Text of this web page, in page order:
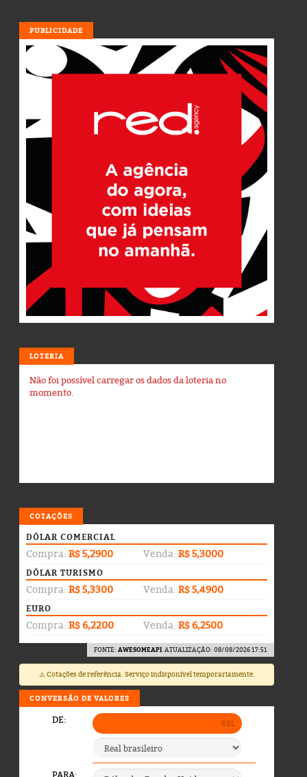
PUBLICIDADE
LOTERIA
Não foi possível carregar os dados da loteria no
momento.
COTAÇÕES
DÓLAR COMERCIAL
Compra: R$ 5,2900 Venda: R$ 5,3000
DÓLAR TURISMO
Compra: R$ 5,3300 Venda: R$ 5,4900
EURO
Compra: R$ 6,2200 Venda: R$ 6,2500
FONTE: AWESOMEAPI. ATUALIZAÇÃO: 08/08/2026 17:51
⚠️ Cotações de referência. Serviço indisponível temporariamente.
CONVERSÃO DE VALORES